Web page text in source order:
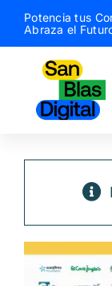
Saltar
contenido
Potencia tus
Abraza el
Quiénes
¿Qué